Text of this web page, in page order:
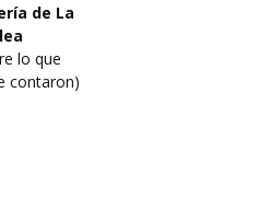
de La
lo que
contaron)